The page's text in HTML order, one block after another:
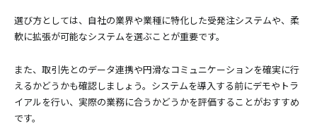
選び方としては、自社の業界や業種に特化した受発注システムや、柔
軟に拡張が可能なシステムを選ぶことが重要です。
また、取引先とのデータ連携や円滑なコミュニケーションを確実に行
えるかどうかも確認しましょう。システムを導入する前にデモやトラ
イアルを行い、実際の業務に合うかどうかを評価することがおすすめ
です。